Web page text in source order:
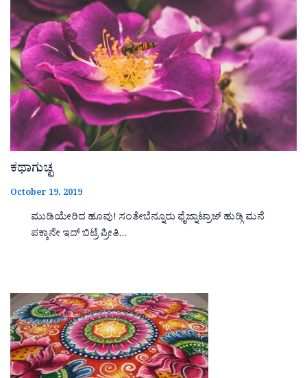
ಕಥಾಗುಚ್ಛ
October 19, 2019
ಮುಡಿಯೇರಿದ ಹೂವು! ಸಂತೇಬೆನ್ನೂರು ಫೈಜ್ನಾಟ್ರಾಜ್ ಹುಡ್ಗಿ ಮನೆ
ಪಕ್ಕಾನೇ ಇದ್ ಬಿಟ್ರೆ ಪ್ರೀತಿ…